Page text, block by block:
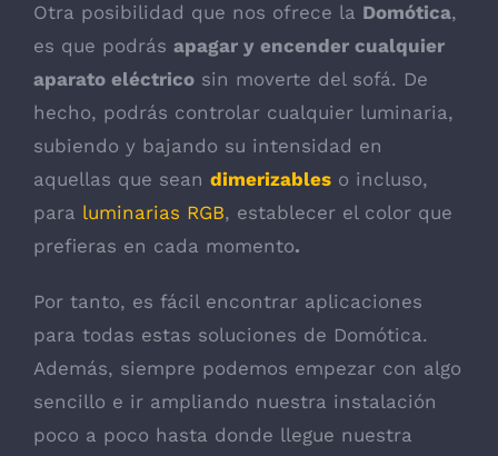
Otra posibilidad que nos ofrece la Domótica,
es que podrás apagar y encender cualquier
aparato eléctrico sin moverte del sofá. De
hecho, podrás controlar cualquier luminaria,
subiendo y bajando su intensidad en
aquellas que sean dimerizables o incluso,
para luminarias RGB, establecer el color que
prefieras en cada momento.
Por tanto, es fácil encontrar aplicaciones
para todas estas soluciones de Domótica.
Además, siempre podemos empezar con algo
sencillo e ir ampliando nuestra instalación
poco a poco hasta donde llegue nuestra